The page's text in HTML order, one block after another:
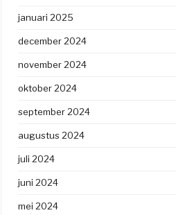
januari 2025
december 2024
november 2024
oktober 2024
september 2024
augustus 2024
juli 2024
juni 2024
mei 2024